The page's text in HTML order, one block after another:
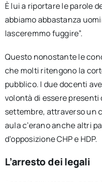
È lui a riportare le parole
abbiamo abbastanza
lasceremmo fuggire”.
Questo nonostante le
che molti ritengono la
pubblico. I due docenti
volontà di essere
settembre, attraverso un
aula c’erano anche altri
d’opposizione CHP e HDP.
L’arresto dei legali